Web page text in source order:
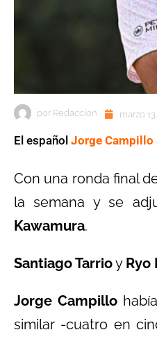
por Redaccion marzo
El español Jorge Campillo
Con una ronda final
la semana y se
Kawamura.
Santiago Tarrioy Ryo
Jorge Campillo
similar -cuatro en